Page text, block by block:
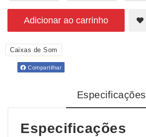
Adicionar ao carrinho
Caixas de Som
Compartilhar
Especificações
Especificações